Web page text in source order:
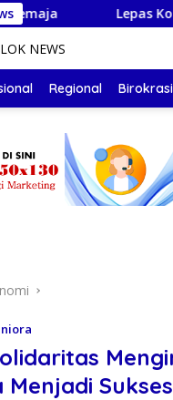
Lepas Kontingen
Regional Birokrasi
Sukses